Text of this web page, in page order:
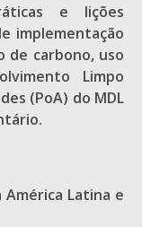
e lições
implementação
de carbono, uso
Limpo
(PoA) do MDL
América Latina e